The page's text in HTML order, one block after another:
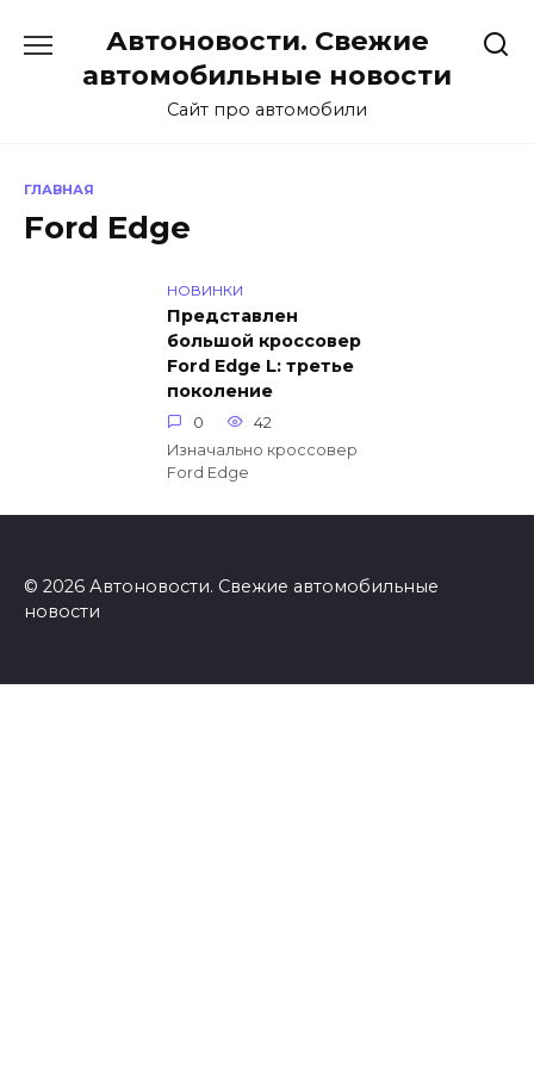
содержанию
Автоновости. Свежие
автомобильные новости
Сайт про автомобили
ГЛАВНАЯ
Ford Edge
НОВИНКИ
Представлен
большой кроссовер
Ford Edge L: третье
поколение
0
42
Изначально кроссовер
Ford Edge
© 2026 Автоновости. Свежие автомобильные
новости